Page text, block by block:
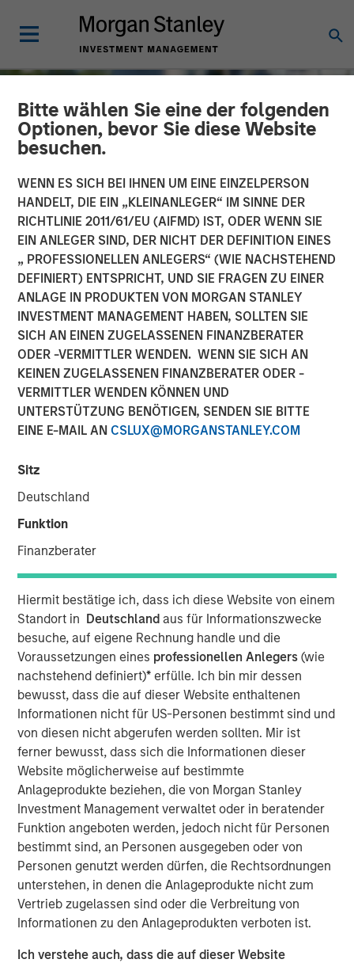
Bitte wählen Sie eine der folgenden
Optionen, bevor Sie diese Website
besuchen.
WENN ES SICH BEI IHNEN UM EINE EINZELPERSON
HANDELT, DIE EIN „KLEINANLEGER“ IM SINNE DER
RICHTLINIE 2011/61/EU (AIFMD) IST, ODER WENN SIE
EIN ANLEGER SIND, DER NICHT DER DEFINITION EINES
„ PROFESSIONELLEN ANLEGERS“ (WIE NACHSTEHEND
DEFINIERT) ENTSPRICHT, UND SIE FRAGEN ZU EINER
ANLAGE IN PRODUKTEN VON MORGAN STANLEY
INVESTMENT MANAGEMENT HABEN, SOLLTEN SIE
SICH AN EINEN ZUGELASSENEN FINANZBERATER
ODER -VERMITTLER WENDEN. WENN SIE SICH AN
KEINEN ZUGELASSENEN FINANZBERATER ODER -
VERMITTLER WENDEN KÖNNEN UND
UNTERSTÜTZUNG BENÖTIGEN, SENDEN SIE BITTE
EINE E-MAIL AN CSLUX@MORGANSTANLEY.COM
Sitz
Deutschland
Funktion
Finanzberater
Hiermit bestätige ich, dass ich diese Website von einem
Standort in Deutschland aus für Informationszwecke
besuche, auf eigene Rechnung handle und die
Voraussetzungen eines professionellen Anlegers(wie
nachstehend definiert)* erfülle. Ich bin mir dessen
bewusst, dass die auf dieser Website enthaltenen
Informationen nicht für US-Personen bestimmt sind und
von diesen nicht abgerufen werden sollten. Mir ist
ferner bewusst, dass sich die Informationen dieser
Website möglicherweise auf bestimmte
Anlageprodukte beziehen, die von Morgan Stanley
Investment Management verwaltet oder in beratender
Funktion angeboten werden, jedoch nicht für Personen
bestimmt sind, an Personen ausgegeben oder von
Personen genutzt werden dürfen, die Rechtsordnungen
unterstehen, in denen die Anlageprodukte nicht zum
Vertrieb zugelassen sind oder die Verbreitung von
Informationen zu den Anlageprodukten verboten ist.
Ich verstehe auch, dass die auf dieser Website
TALES FROM THE EMERGING WORLD INSIGHTS
The Water Constraint
01 JUNI 2026
Managing Director
industries it is regarded as a free input with most large
users paying far less than its true economic cost. But the
real burden eventually falls back on companies: through
higher treatment costs, tighter permitting, operational
disruption, reputational risk, and the need to secure
access to increasingly scarce supply. The fiction that
water is “free” has shaped decades of industrial
planning, steering capital into energy efficiency,
automation and logistics as if water abundance were
permanent.
Download – The Water Constraint
Emerging Markets Equity Team
The Emerging Markets Equity team combines deep
expertise and local presence in global markets with an